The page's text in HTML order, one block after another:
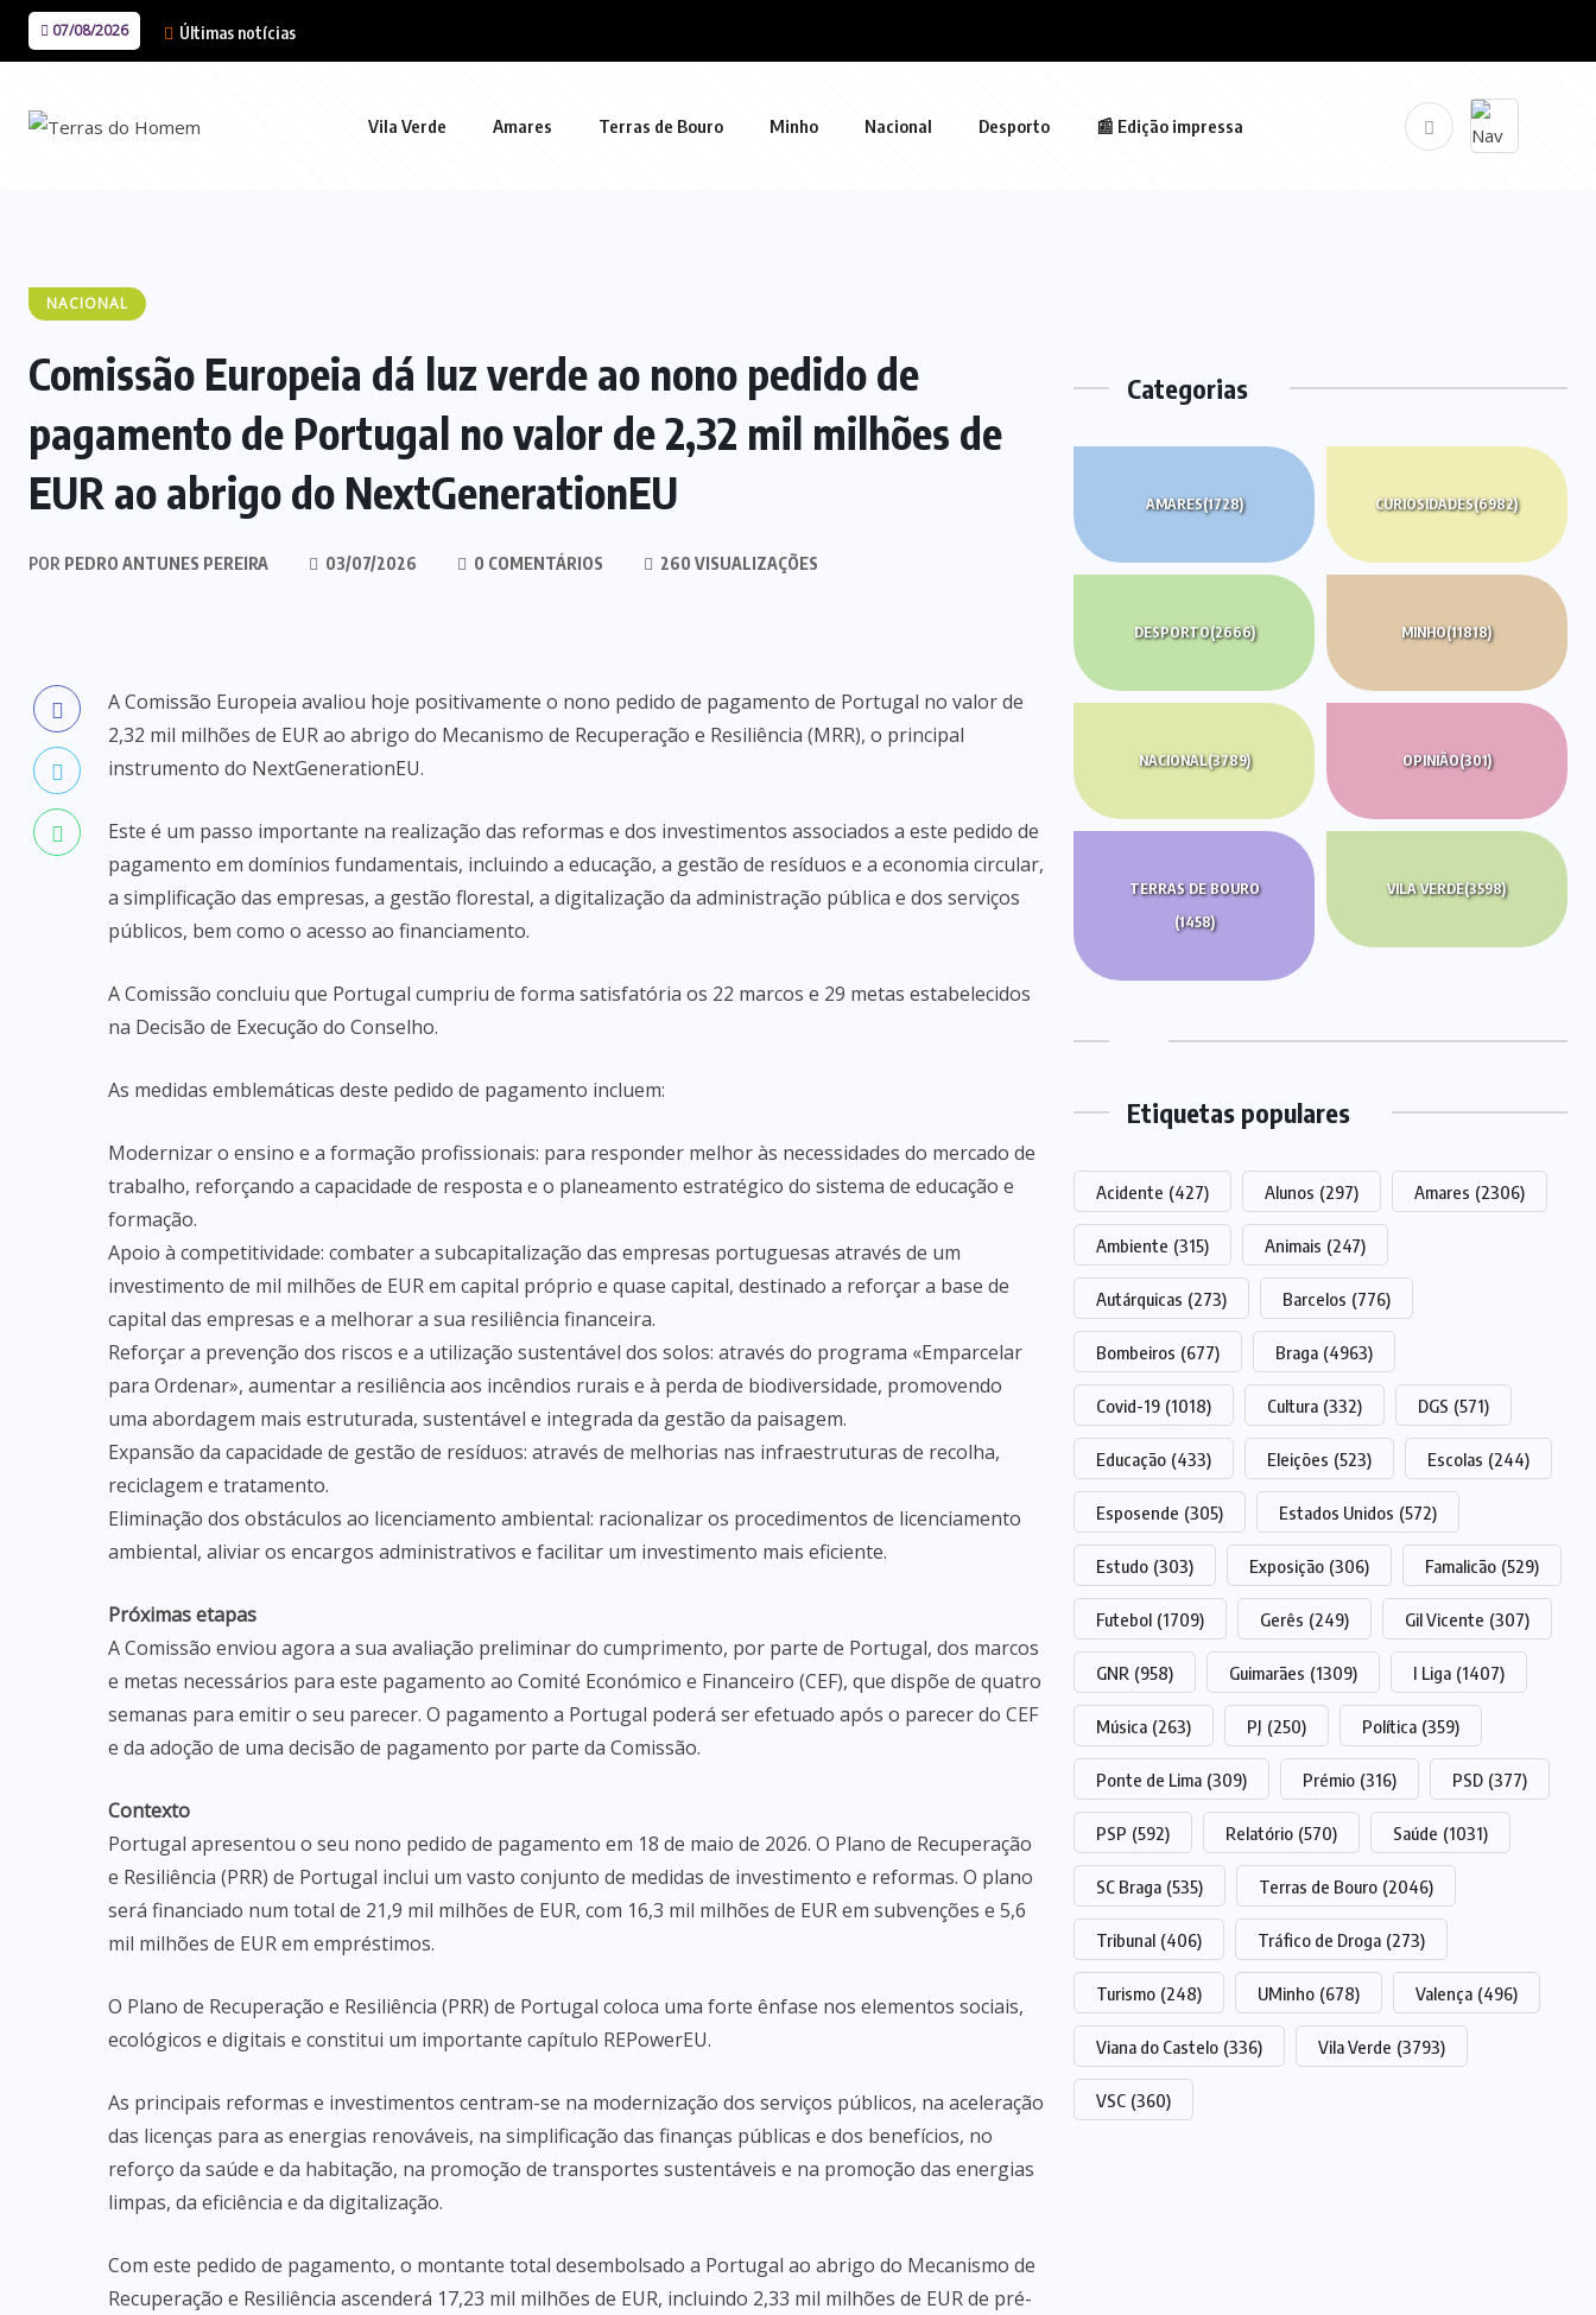
07/08/2026 Últimas notícias
Vila Verde Amares Terras de Bouro Minho Nacional Desporto 📰 Edição impressa
NACIONAL
Comissão Europeia dá luz verde ao nono pedido de
pagamento de Portugal no valor de 2,32 mil milhões de
EUR ao abrigo do NextGenerationEU
POR PEDRO ANTUNES PEREIRA 03/07/2026 0 COMENTÁRIOS 260 VISUALIZAÇÕES
A Comissão Europeia avaliou hoje positivamente o nono pedido de pagamento de Portugal no valor de
2,32 mil milhões de EUR ao abrigo do Mecanismo de Recuperação e Resiliência (MRR), o principal
instrumento do NextGenerationEU.
Este é um passo importante na realização das reformas e dos investimentos associados a este pedido de
pagamento em domínios fundamentais, incluindo a educação, a gestão de resíduos e a economia circular,
a simplificação das empresas, a gestão florestal, a digitalização da administração pública e dos serviços
públicos, bem como o acesso ao financiamento.
A Comissão concluiu que Portugal cumpriu de forma satisfatória os 22 marcos e 29 metas estabelecidos
na Decisão de Execução do Conselho.
As medidas emblemáticas deste pedido de pagamento incluem:
Modernizar o ensino e a formação profissionais: para responder melhor às necessidades do mercado de
trabalho, reforçando a capacidade de resposta e o planeamento estratégico do sistema de educação e
formação.
Apoio à competitividade: combater a subcapitalização das empresas portuguesas através de um
investimento de mil milhões de EUR em capital próprio e quase capital, destinado a reforçar a base de
capital das empresas e a melhorar a sua resiliência financeira.
Reforçar a prevenção dos riscos e a utilização sustentável dos solos: através do programa «Emparcelar
para Ordenar», aumentar a resiliência aos incêndios rurais e à perda de biodiversidade, promovendo
uma abordagem mais estruturada, sustentável e integrada da gestão da paisagem.
Expansão da capacidade de gestão de resíduos: através de melhorias nas infraestruturas de recolha,
reciclagem e tratamento.
Eliminação dos obstáculos ao licenciamento ambiental: racionalizar os procedimentos de licenciamento
ambiental, aliviar os encargos administrativos e facilitar um investimento mais eficiente.
Próximas etapas
A Comissão enviou agora a sua avaliação preliminar do cumprimento, por parte de Portugal, dos marcos
e metas necessários para este pagamento ao Comité Económico e Financeiro (CEF), que dispõe de quatro
semanas para emitir o seu parecer. O pagamento a Portugal poderá ser efetuado após o parecer do CEF
e da adoção de uma decisão de pagamento por parte da Comissão.
Contexto
Portugal apresentou o seu nono pedido de pagamento em 18 de maio de 2026. O Plano de Recuperação
e Resiliência (PRR) de Portugal inclui um vasto conjunto de medidas de investimento e reformas. O plano
será financiado num total de 21,9 mil milhões de EUR, com 16,3 mil milhões de EUR em subvenções e 5,6
mil milhões de EUR em empréstimos.
O Plano de Recuperação e Resiliência (PRR) de Portugal coloca uma forte ênfase nos elementos sociais,
ecológicos e digitais e constitui um importante capítulo REPowerEU.
As principais reformas e investimentos centram-se na modernização dos serviços públicos, na aceleração
das licenças para as energias renováveis, na simplificação das finanças públicas e dos benefícios, no
reforço da saúde e da habitação, na promoção de transportes sustentáveis e na promoção das energias
limpas, da eficiência e da digitalização.
Com este pedido de pagamento, o montante total desembolsado a Portugal ao abrigo do Mecanismo de
Recuperação e Resiliência ascenderá 17,23 mil milhões de EUR, incluindo 2,33 mil milhões de EUR de pré-
Categorias
AMARES(1728) CURIOSIDADES(6982)
DESPORTO(2666) MINHO(11818)
NACIONAL(3789) OPINIÃO(301)
TERRAS DE BOURO
(1458)
VILA VERDE(3598)
Etiquetas populares
Acidente (427) Alunos (297) Amares (2306)
Ambiente (315) Animais (247)
Autárquicas (273) Barcelos (776)
Bombeiros (677) Braga (4963)
Covid-19 (1018) Cultura (332) DGS (571)
Educação (433) Eleições (523) Escolas (244)
Esposende (305) Estados Unidos (572)
Estudo (303) Exposição (306) Famalicão (529)
Futebol (1709) Gerês (249) Gil Vicente (307)
GNR (958) Guimarães (1309) I Liga (1407)
Música (263) PJ (250) Política (359)
Ponte de Lima (309) Prémio (316) PSD (377)
PSP (592) Relatório (570) Saúde (1031)
SC Braga (535) Terras de Bouro (2046)
Tribunal (406) Tráfico de Droga (273)
Turismo (248) UMinho (678) Valença (496)
Viana do Castelo (336) Vila Verde (3793)
VSC (360)